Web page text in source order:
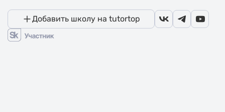
Добавить школу на tutortop